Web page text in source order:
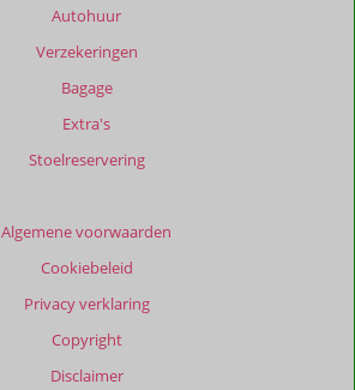
Autohuur
Verzekeringen
Bagage
Extra's
Stoelreservering
Algemene voorwaarden
Cookiebeleid
Privacy verklaring
Copyright
Disclaimer